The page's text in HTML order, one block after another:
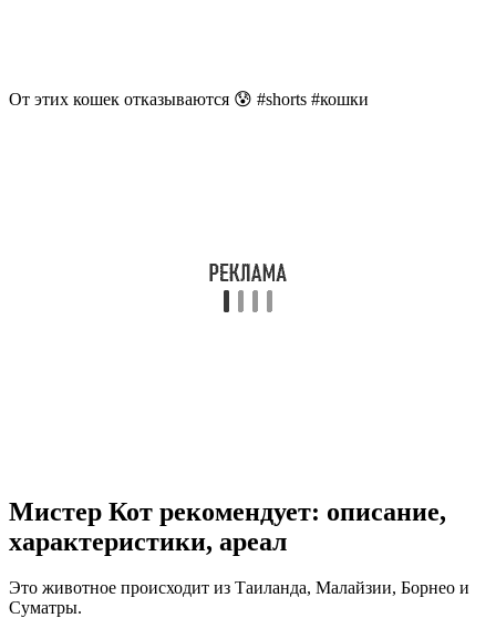
От этих кошек отказываются 😰 #shorts #кошки
Мистер Кот рекомендует: описание,
характеристики, ареал
Это животное происходит из Таиланда, Малайзии, Борнео и
Суматры.